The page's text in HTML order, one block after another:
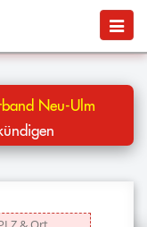
Menü
Neu-Ulm